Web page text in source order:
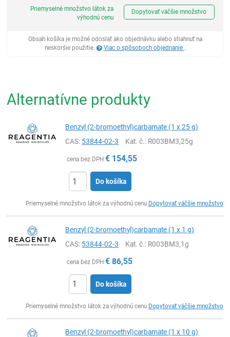
Priemyselné množstvo látok za
výhodnú cenu
Dopytovať väčšie množstvo
Obsah košíka je možné odoslať ako objednávku alebo stiahnuť na
neskoršie použitie.
Viac o spôsoboch objednanie .
Alternatívne produkty
Benzyl (2-bromoethyl)carbamate (1 x 25 g)
CAS: 53844-02-3 Kat. č.: R003BM3,25g
cena bez DPH € 154,55
Do košíka
Priemyselné množstvo látok za výhodnú cenu Dopytovať väčšie množstvo
Benzyl (2-bromoethyl)carbamate (1 x 1 g)
CAS: 53844-02-3 Kat. č.: R003BM3,1g
cena bez DPH € 86,55
Do košíka
Priemyselné množstvo látok za výhodnú cenu Dopytovať väčšie množstvo
Benzyl (2-bromoethyl)carbamate (1 x 10 g)